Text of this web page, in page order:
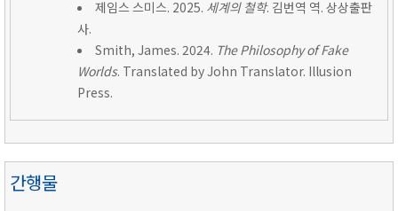
제임스 스미스. 2025. 세계의 철학. 김번역 역. 상상출판
사.
Smith, James. 2024. The Philosophy of Fake
Worlds. Translated by John Translator. Illusion
Press.
간행물